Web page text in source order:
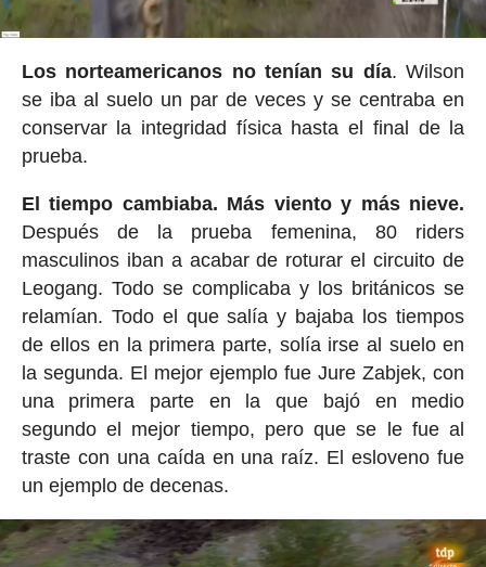
Los norteamericanos no tenían su día. Wilson
se iba al suelo un par de veces y se centraba en
conservar la integridad física hasta el final de la
prueba.
El tiempo cambiaba. Más viento y más nieve.
Después de la prueba femenina, 80 riders
masculinos iban a acabar de roturar el circuito de
Leogang. Todo se complicaba y los británicos se
relamían. Todo el que salía y bajaba los tiempos
de ellos en la primera parte, solía irse al suelo en
la segunda. El mejor ejemplo fue Jure Zabjek, con
una primera parte en la que bajó en medio
segundo el mejor tiempo, pero que se le fue al
traste con una caída en una raíz. El esloveno fue
un ejemplo de decenas.